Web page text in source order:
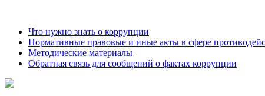
Что нужно знать о коррупции
Нормативные правовые и иные акты в сфере
Методические материалы
Обратная связь для сообщений о фактах коррупции